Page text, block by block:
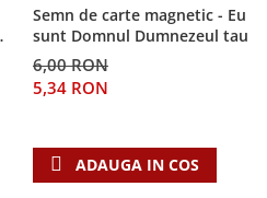
Semn de carte magnetic - Eu
sunt Domnul Dumnezeul tau
6,00 RON
5,34 RON
ADAUGA IN COS